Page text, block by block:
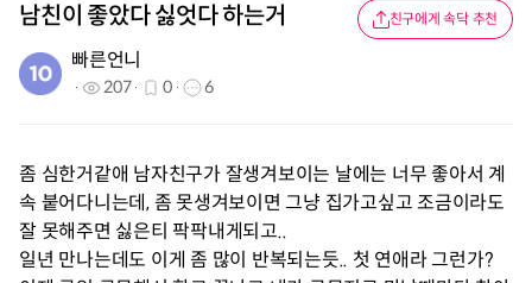
남친이 좋았다 싫엇다 하는거 친구에게 속닥 추천
빠른언니
207 0 6
좀 심한거같애 남자친구가 잘생겨보이는 날에는 너무 좋아서 계
속 붙어다니는데, 좀 못생겨보이면 그냥 집가고싶고 조금이라도
잘 못해주면 싫은티 팍팍내게되고..
일년 만나는데도 이게 좀 많이 반복되는듯.. 첫 연애라 그런가?